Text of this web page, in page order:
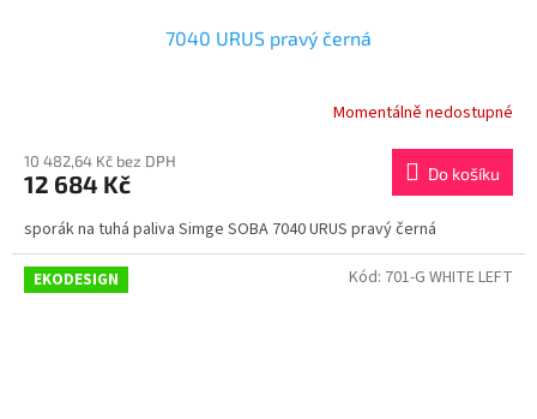
7040 URUS pravý černá
Momentálně nedostupné
10 482,64 Kč bez DPH
12 684 Kč Do košíku
sporák na tuhá paliva Simge SOBA 7040 URUS pravý černá
EKODESIGN Kód: 701-G WHITE LEFT